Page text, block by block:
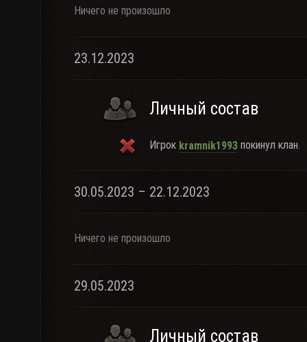
Ничего не произошло
23.12.2023
Личный состав
Игрок kramnik1993 покинул клан.
30.05.2023 – 22.12.2023
Ничего не произошло
29.05.2023
Личный состав